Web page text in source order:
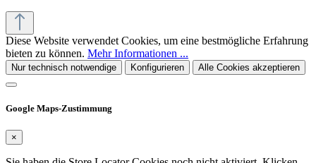
Diese Website verwendet Cookies, um eine bestmögliche Erfahrung
bieten zu können. Mehr Informationen ...
Nur technisch notwendige Konfigurieren Alle Cookies akzeptieren
Google Maps-Zustimmung
×